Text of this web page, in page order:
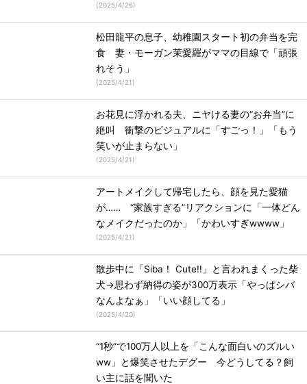
(2025/4/26)
松田龍平の息子、幼稚園スタート初の弁当を完
食 妻・モーガン茉愛羅がママの目線で「頑張
れそう」
(2025/4/21)
お花見に浮かれる夫、ニヤける妻の“お弁当”に
絶叫 衝撃のビジュアルに「すごっ！」「もう
笑いが止まらない」
(2025/4/21)
アートメイクして帰宅したら、顔を見た愛猫
が…… “家族すぎる”リアクションに「一体どん
なメイクだったのか」「かわいすぎwwww」
(2025/4/21)
散歩中に「Siba！ Cute!!」と言われまくった柴
犬→思わず納得の姿が300万表示「やっぱシバ
なんよなぁ」「いい顔してる」
(2025/4/20)
“1秒”で100万人以上を「こんな面白いのズルい
ww」と爆笑させたデグー 今どうしてる？飼
い主に話を聞いた